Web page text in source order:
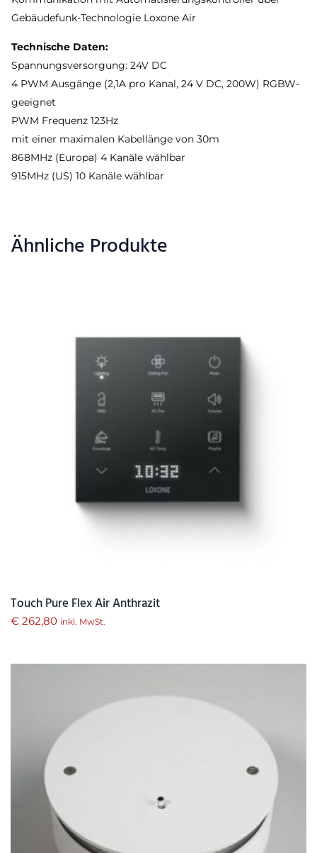
Gebäudefunk-Technologie Loxone Air
Technische Daten:
Spannungsversorgung: 24V DC
4 PWM Ausgänge (2,1A pro Kanal, 24 V DC, 200W) RGBW-
geeignet
PWM Frequenz 123Hz
mit einer maximalen Kabellänge von 30m
868MHz (Europa) 4 Kanäle wählbar
915MHz (US) 10 Kanäle wählbar
Ähnliche Produkte
Touch Pure Flex Air Anthrazit
€ 262,80 inkl. MwSt.